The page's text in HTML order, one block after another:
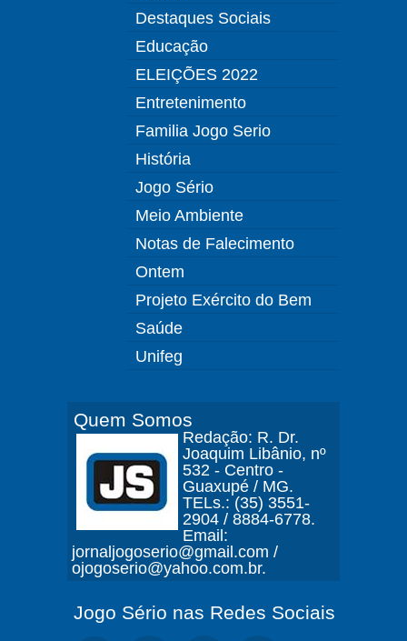
Destaques Sociais
Educação
ELEIÇÕES 2022
Entretenimento
Familia Jogo Serio
História
Jogo Sério
Meio Ambiente
Notas de Falecimento
Ontem
Projeto Exército do Bem
Saúde
Unifeg
Quem Somos
Redação: R. Dr.
Joaquim Libânio, nº
532 - Centro -
Guaxupé / MG.
TELs.: (35) 3551-
2904 / 8884-6778.
Email:
jornaljogoserio@gmail.com /
ojogoserio@yahoo.com.br.
Jogo Sério nas Redes Sociais